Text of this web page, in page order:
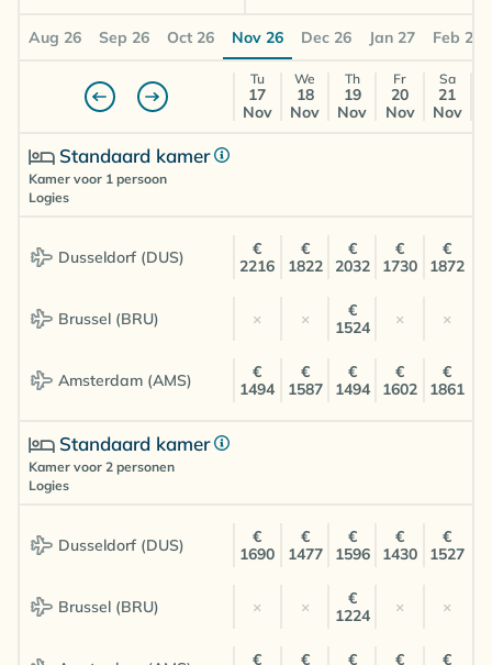
Aug 26 Sep 26 Oct 26 Nov 26 Dec 26 Jan 27 Feb 27
Tu
17
Nov
We
18
Nov
Th
19
Nov
Fr
20
Nov
Sa
21
Nov
Standaard kamer
Kamer voor 1 persoon
Logies
Dusseldorf (DUS)
Brussel (BRU)
Amsterdam (AMS)
€
2216
€
1822
€
2032
€
1730
€
1872
× ×
€
1524
× ×
€
1494
€
1587
€
1494
€
1602
€
1861
Standaard kamer
Kamer voor 2 personen
Logies
Dusseldorf (DUS)
Brussel (BRU)
€
1690
€
1477
€
1596
€
1430
€
1527
× ×
€
1224
× ×
€
€
€
€
€